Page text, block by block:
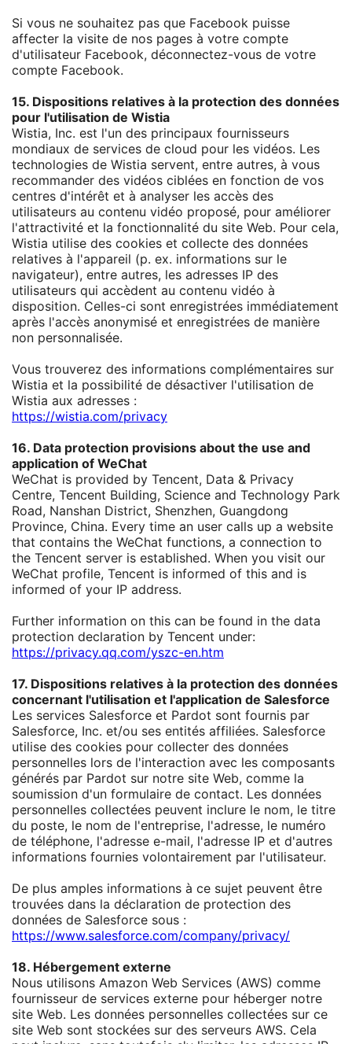
Si vous ne souhaitez pas que Facebook puisse
affecter la visite de nos pages à votre compte
d'utilisateur Facebook, déconnectez-vous de votre
compte Facebook.
15. Dispositions relatives à la protection des données
pour l'utilisation de Wistia
Wistia, Inc. est l'un des principaux fournisseurs
mondiaux de services de cloud pour les vidéos. Les
technologies de Wistia servent, entre autres, à vous
recommander des vidéos ciblées en fonction de vos
centres d'intérêt et à analyser les accès des
utilisateurs au contenu vidéo proposé, pour améliorer
l'attractivité et la fonctionnalité du site Web. Pour cela,
Wistia utilise des cookies et collecte des données
relatives à l'appareil (p. ex. informations sur le
navigateur), entre autres, les adresses IP des
utilisateurs qui accèdent au contenu vidéo à
disposition. Celles-ci sont enregistrées immédiatement
après l'accès anonymisé et enregistrées de manière
non personnalisée.
Vous trouverez des informations complémentaires sur
Wistia et la possibilité de désactiver l'utilisation de
Wistia aux adresses :
https://wistia.com/privacy
16. Data protection provisions about the use and
application of WeChat
WeChat is provided by Tencent, Data & Privacy
Centre, Tencent Building, Science and Technology Park
Road, Nanshan District, Shenzhen, Guangdong
Province, China. Every time an user calls up a website
that contains the WeChat functions, a connection to
the Tencent server is established. When you visit our
WeChat profile, Tencent is informed of this and is
informed of your IP address.
Further information on this can be found in the data
protection declaration by Tencent under:
https://privacy.qq.com/yszc-en.htm
17. Dispositions relatives à la protection des données
concernant l'utilisation et l'application de Salesforce
Les services Salesforce et Pardot sont fournis par
Salesforce, Inc. et/ou ses entités affiliées. Salesforce
utilise des cookies pour collecter des données
personnelles lors de l'interaction avec les composants
générés par Pardot sur notre site Web, comme la
soumission d'un formulaire de contact. Les données
personnelles collectées peuvent inclure le nom, le titre
du poste, le nom de l'entreprise, l'adresse, le numéro
de téléphone, l'adresse e-mail, l'adresse IP et d'autres
informations fournies volontairement par l'utilisateur.
De plus amples informations à ce sujet peuvent être
trouvées dans la déclaration de protection des
données de Salesforce sous :
https://www.salesforce.com/company/privacy/
18. Hébergement externe
Nous utilisons Amazon Web Services (AWS) comme
fournisseur de services externe pour héberger notre
site Web. Les données personnelles collectées sur ce
site Web sont stockées sur des serveurs AWS. Cela